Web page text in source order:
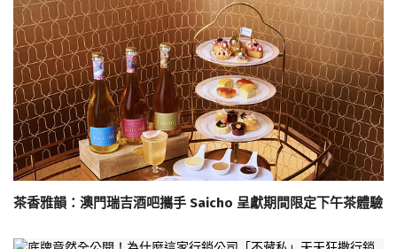
茶香雅韻：澳門瑞吉酒吧攜手 Saicho 呈獻期間限定下午茶體驗